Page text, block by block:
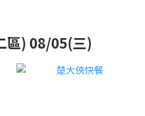
區) 08/05(三)